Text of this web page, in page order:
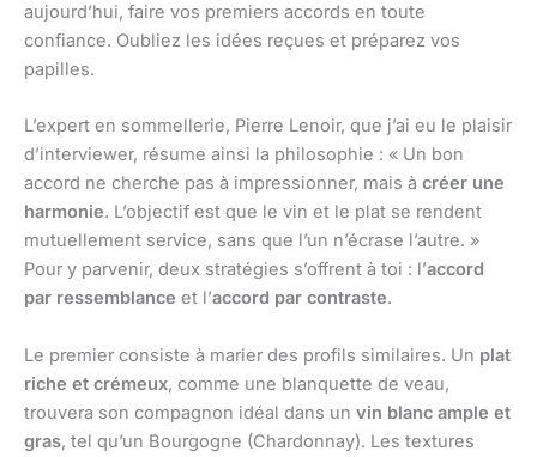
aujourd’hui, faire vos premiers accords en toute
confiance. Oubliez les idées reçues et préparez vos
papilles.
L’expert en sommellerie, Pierre Lenoir, que j’ai eu le plaisir
d’interviewer, résume ainsi la philosophie : « Un bon
accord ne cherche pas à impressionner, mais à créer une
harmonie. L’objectif est que le vin et le plat se rendent
mutuellement service, sans que l’un n’écrase l’autre. »
Pour y parvenir, deux stratégies s’offrent à toi : l’accord
par ressemblance et l’accord par contraste.
Le premier consiste à marier des profils similaires. Un plat
riche et crémeux, comme une blanquette de veau,
trouvera son compagnon idéal dans un vin blanc ample et
gras, tel qu’un Bourgogne (Chardonnay). Les textures